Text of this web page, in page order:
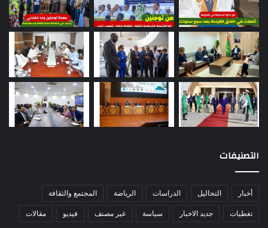
التصنيفات
أخبار التحاليل الدراسات الرياضة المجتمع والثقافة
تغطيات جديد الاخبار سياسة غير مصنف فيديو مقالات